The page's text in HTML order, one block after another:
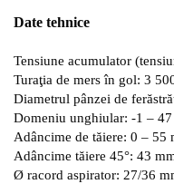
Date tehnice
Tensiune acumulator
Turaţia de mers în gol: 3
Diametrul pânzei de
Domeniu unghiular: -1 – 47
Adâncime de tăiere: 0 – 55
Adâncime tăiere 45°: 43
Ø racord aspirator: 27/36